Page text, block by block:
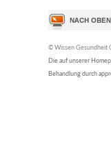
© Wissen Gesundheit
Die auf unserer
Behandlung durch